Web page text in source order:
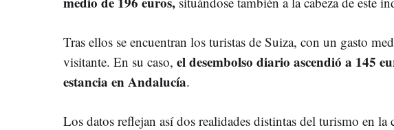
Tras ellos se encuentran los turistas de Suiza, con un gasto
visitante. En su caso, el desembolso diario ascendió a 145
estancia en Andalucía.
Los datos reflejan así dos realidades distintas del turismo en